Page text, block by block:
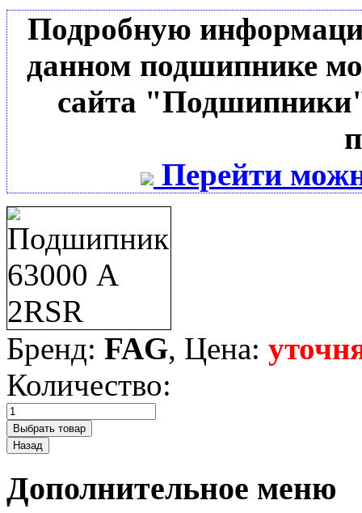
Подробную
данном подшипнике
сайта
Перейти
Бренд: FAG, Цена:
Количество:
Дополнительное меню